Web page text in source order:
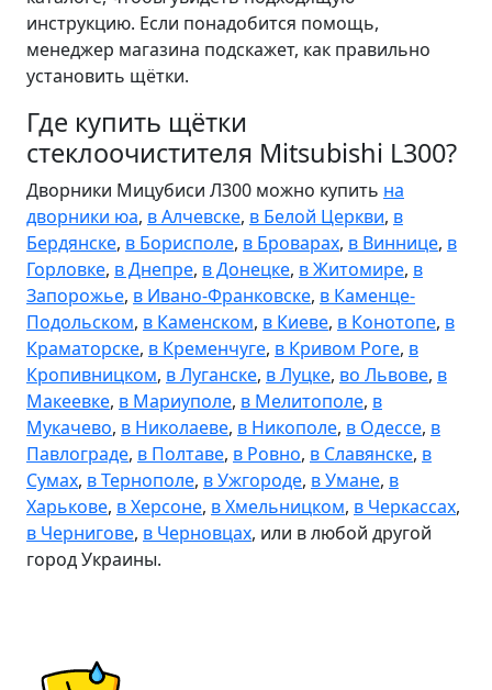
инструкцию. Если понадобится помощь,
менеджер магазина подскажет, как правильно
установить щётки.
Где купить щётки
стеклоочистителя Mitsubishi L300?
Дворники Мицубиси Л300 можно купить на
дворники юа, в Алчевске, в Белой Церкви, в
Бердянске, в Борисполе, в Броварах, в Виннице, в
Горловке, в Днепре, в Донецке, в Житомире, в
Запорожье, в Ивано-Франковске, в Каменце-
Подольском, в Каменском, в Киеве, в Конотопе, в
Краматорске, в Кременчуге, в Кривом Роге, в
Кропивницком, в Луганске, в Луцке, во Львове, в
Макеевке, в Мариуполе, в Мелитополе, в
Мукачево, в Николаеве, в Никополе, в Одессе, в
Павлограде, в Полтаве, в Ровно, в Славянске, в
Сумах, в Тернополе, в Ужгороде, в Умане, в
Харькове, в Херсоне, в Хмельницком, в Черкассах,
в Чернигове, в Черновцах, или в любой другой
город Украины.